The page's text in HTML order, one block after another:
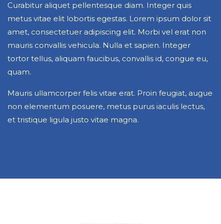
Curabitur aliquet pellentesque diam. Integer quis
metus vitae elit lobortis egestas. Lorem ipsum dolor sit
amet, consectetuer adipiscing elit. Morbi vel erat non
mauris convallis vehicula. Nulla et sapien. Integer
tortor tellus, aliquam faucibus, convallis id, congue eu,
quam.
Mauris ullamcorper felis vitae erat. Proin feugiat, augue
non elementum posuere, metus purus iaculis lectus,
et tristique ligula justo vitae magna.